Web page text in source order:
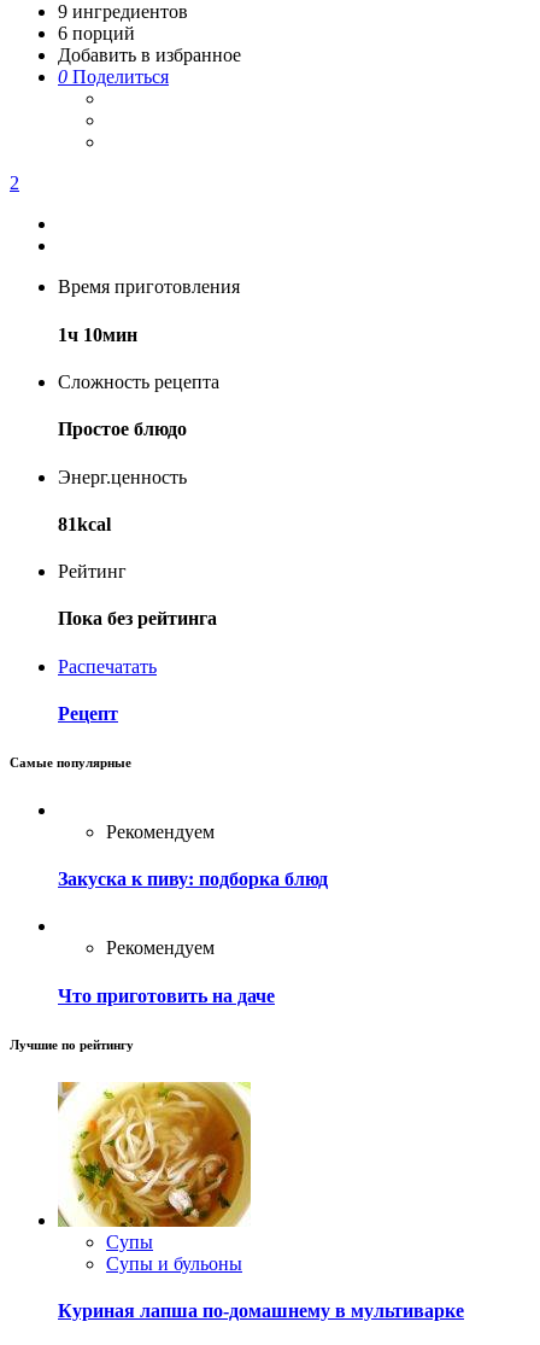
9 ингредиентов
6 порций
Добавить в избранное
0 Поделиться
2
Время приготовления
1ч 10мин
Сложность рецепта
Простое блюдо
Энерг.ценность
81kcal
Рейтинг
Пока без рейтинга
Распечатать
Рецепт
Самые популярные
Рекомендуем
Закуска к пиву: подборка блюд
Рекомендуем
Что приготовить на даче
Лучшие по рейтингу
Супы
Супы и бульоны
Куриная лапша по-домашнему в мультиварке